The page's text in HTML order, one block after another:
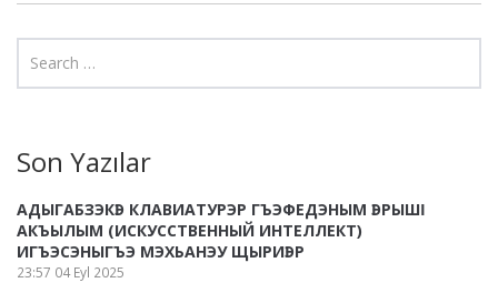
Son Yazılar
АДЫГАБЗЭКӀЭ КЛАВИАТУРЭР ГЪЭФЕДЭНЫМ ӀЭРЫШӀ
АКЪЫЛЫМ (ИСКУССТВЕННЫЙ ИНТЕЛЛЕКТ)
ИГЪЭСЭНЫГЪЭ МЭХЬАНЭУ ЩЫРИӀЭР
23:57 04 Eyl 2025